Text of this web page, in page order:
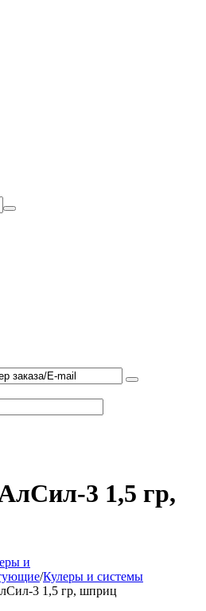
3 1,5 гр,
и
/Кулеры и системы
3 1,5 гр, шприц